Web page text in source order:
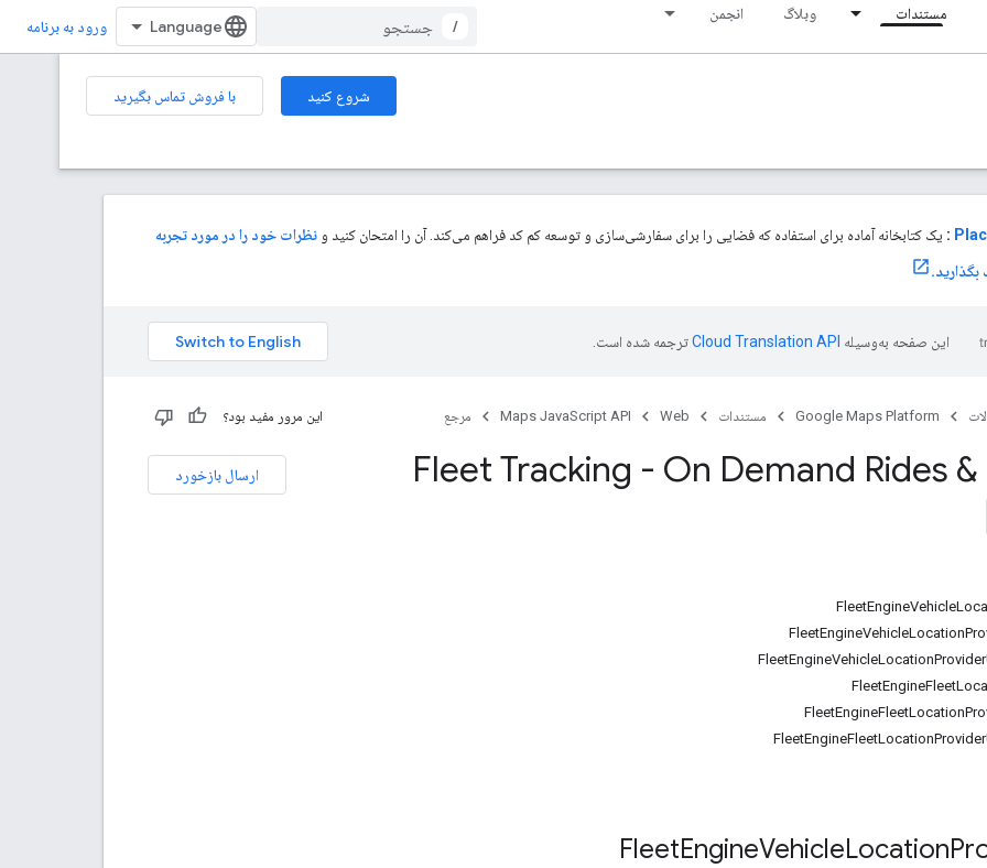
مستندات وبلاگ انجمن
/ ورود به برنامه
شروع کنید
با فروش تماس بگیرید
: یک کتابخانه آماده برای استفاده که فضایی را برای سفارشی‌سازی و توسعه کم کد فراهم می‌کند. آن را امتحان کنید و نظرات خود را در مورد تجربه
این صفحه به‌وسیله ترجمه شده است.
Google Maps Platform مستندات Web
Maps JavaScript API مرجع این مرور مفید بود؟
ارسال بازخورد Fleet Tracking - On Demand Rides &
FleetEngineVehicleLocation